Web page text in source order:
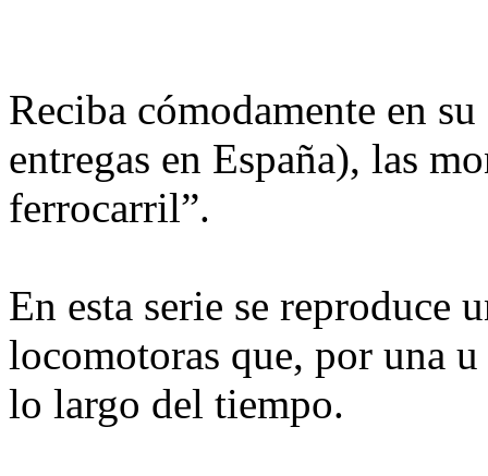
Reciba cómodamente en
entregas en España), las
ferrocarril”.
En esta serie se reproduce
locomotoras que, por una
lo largo del tiempo.